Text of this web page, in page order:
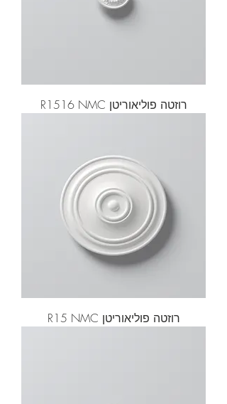
רוזטה פוליאוריטן R1516 NMC
רוזטה פוליאוריטן R15 NMC